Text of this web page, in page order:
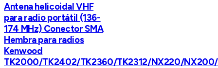
Antena helicoidal VHF
para radio portátil (136-
174 MHz) Conector SMA
Hembra para radios
Kenwood
TK2000/TK2402/TK2360/TK2312/NX220/